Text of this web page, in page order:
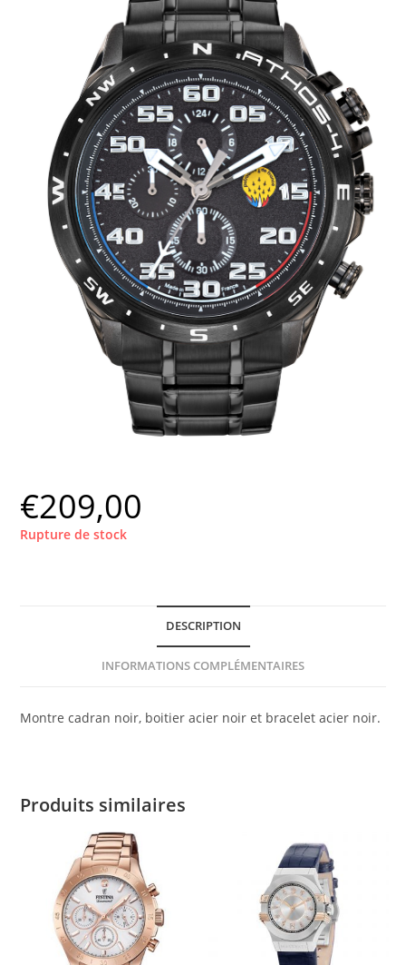
€209,00
Rupture de stock
DESCRIPTION
INFORMATIONS COMPLÉMENTAIRES
Montre cadran noir, boitier acier noir et bracelet acier noir.
Produits similaires